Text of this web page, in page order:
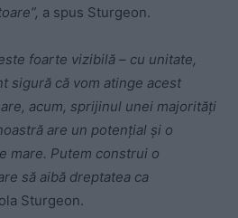
a spus Sturgeon.
foarte vizibilă – cu unitate,
sigură că vom atinge acest
acum, sprijinul unei majorități
are un potențial și o
mare. Putem construi o
să aibă dreptatea ca
Sturgeon.